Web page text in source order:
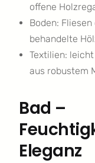
offene
Boden:
behandelte
Textilien:
aus robustem
Bad –
Eleganz